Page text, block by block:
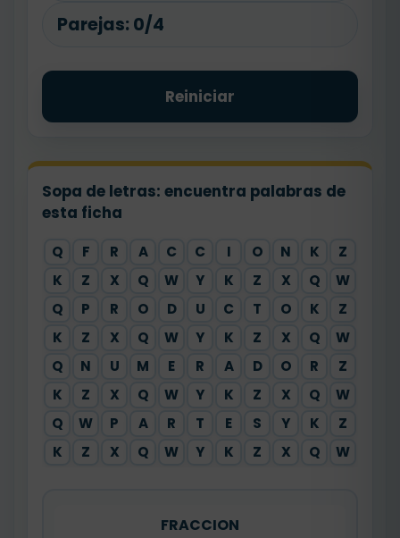
Parejas: 0/4
Reiniciar
Sopa de letras: encuentra palabras de
esta ficha
Q F R A C C I O N K
Z
K
Z X Q W Y K Z X Q
W
Q
P R O D U C T O K
Z
K
Z X Q W Y K Z X Q
W
Q
N U M E R A D O R
Z
K
Z X Q W Y K Z X Q
W
Q
W P A R T E S Y K
Z
K
Z X Q W Y K Z X Q W
FRACCION